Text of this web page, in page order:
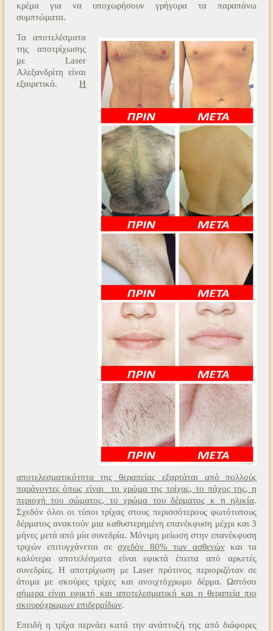
κρέμα για να υποχωρήσουν γρήγορα τα παραπάνω
συμπτώματα.
Τα αποτελέσματα
της αποτρίχωσης
με Laser
Αλεξανδρίτη είναι
εξαιρετικά.Η
αποτελεσματικότητα της θεραπείας εξαρτάται από πολλούς
παράγοντες όπως είναι το χρώμα της τρίχας, το πάχος της, η
περιοχή του σώματος, το χρώμα του δέρματος κ η ηλικία.
Σχεδόν όλοι οι τύποι τρίχας στους περισσότερους φωτότυπους
δέρματος ανακτούν μια καθυστερημένη επανέκφυση μέχρι και 3
μήνες μετά από μία συνεδρία. Μόνιμη μείωση στην επανέκφυση
τριχών επιτυγχάνεται σεσχεδόν 80% των ασθενώνκαι τα
καλύτερα αποτελέσματα είναι εφικτά έπειτα από αρκετές
συνεδρίες. Η αποτρίχωση με Laser πρότινος περιοριζόταν σε
άτομα με σκούρες τρίχες και ανοιχτόχρωμο δέρμα. Ωστόσο
σήμερα είναι εφικτή και αποτελεσματική και η θεραπεία πιο
σκουρόχρωμων επιδερμίδων.
Επειδή η τρίχα περνάει κατά την ανάπτυξή της από διάφορες